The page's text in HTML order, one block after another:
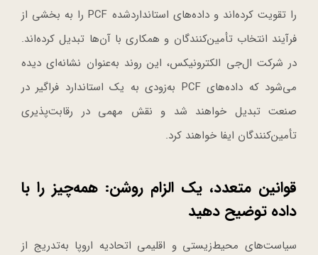
را تقویت کرده‌اند و داده‌های استانداردشده PCF را به بخشی از
فرآیند انتخاب تأمین‌کنندگان و همکاری با آن‌ها تبدیل کرده‌اند.
در شرکت ال‌جی الکترونیکس، این روند به‌عنوان نشانه‌ای دیده
می‌شود که داده‌های PCF به‌زودی به یک استاندارد فراگیر در
صنعت تبدیل خواهند شد و نقش مهمی در رقابت‌پذیری
تأمین‌کنندگان ایفا خواهند کرد.
قوانین متعدد، یک الزام روشن: همه‌چیز را با
داده توضیح دهید
سیاست‌های محیط‌زیستی و اقلیمی اتحادیه اروپا به‌تدریج از